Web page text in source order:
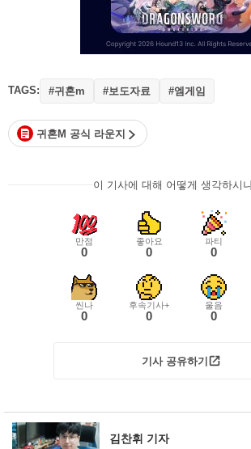
TAGS: #귀혼m #보도자료 #엠게임
귀혼M 공식 라운지
이 기사에 대해 어떻게 생각하시
만점
0
좋아요
0
파티
0
씬나
0
후속기사+
0
울음
0
기사 공유하기
김찬휘 기자